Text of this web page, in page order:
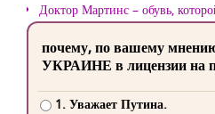
Доктор Мартинс – обувь,
почему, по вашему
УКРАИНЕ в лицензии на
1. Уважает Путина.